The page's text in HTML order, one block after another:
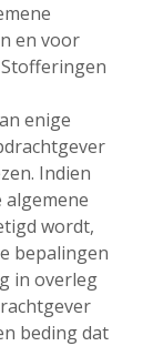
en voor
enige
Indien
algemene
wordt,
bepalingen
in overleg
beding dat